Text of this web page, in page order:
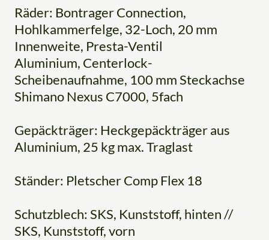
Räder: Bontrager Connection,
Hohlkammerfelge, 32-Loch, 20 mm
Innenweite, Presta-Ventil
Aluminium, Centerlock-
Scheibenaufnahme, 100 mm Steckachse
Shimano Nexus C7000, 5fach
Gepäckträger: Heckgepäckträger aus
Aluminium, 25 kg max. Traglast
Ständer: Pletscher Comp Flex 18
Schutzblech: SKS, Kunststoff, hinten //
SKS, Kunststoff, vorn